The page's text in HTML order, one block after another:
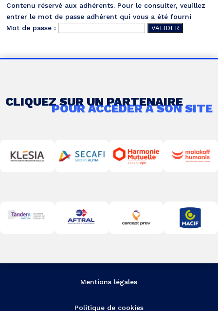
Contenu réservé aux adhérents. Pour le consulter, veuillez
entrer le mot de passe adhérent qui vous a été fourni
Mot de passe :
CLIQUEZ SUR UN PARTENAIRE
POUR ACCÉDER À SON SITE
Mentions légales
Politique de cookies